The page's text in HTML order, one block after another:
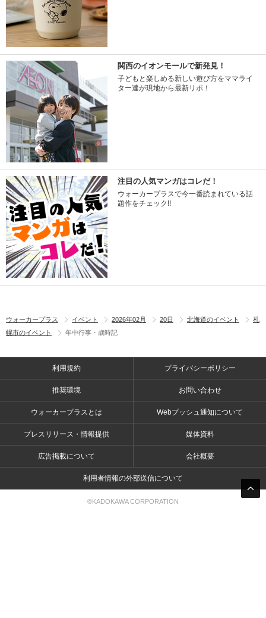
関西のイオンモールで新発見！
子どもと楽しめる新しい遊び方をママライ
ター達が現地から最新リポ！
注目の人気マンガはコレだ！
ウォーカープラスで今一番読まれている話
題作をチェック!!
ウォーカープラス イベント 2026年02月 20日 北海道のイベント
札
幌市のイベント
年中行事・歳時記
利用規約 プライバシーポリシー
推奨環境 お問い合わせ
ウォーカープラスとは Webプッシュ通知について
プレスリリース・情報提供 媒体資料
広告掲載について 会社概要
利用者情報の外部送信について
©KADOKAWA CORPORATION